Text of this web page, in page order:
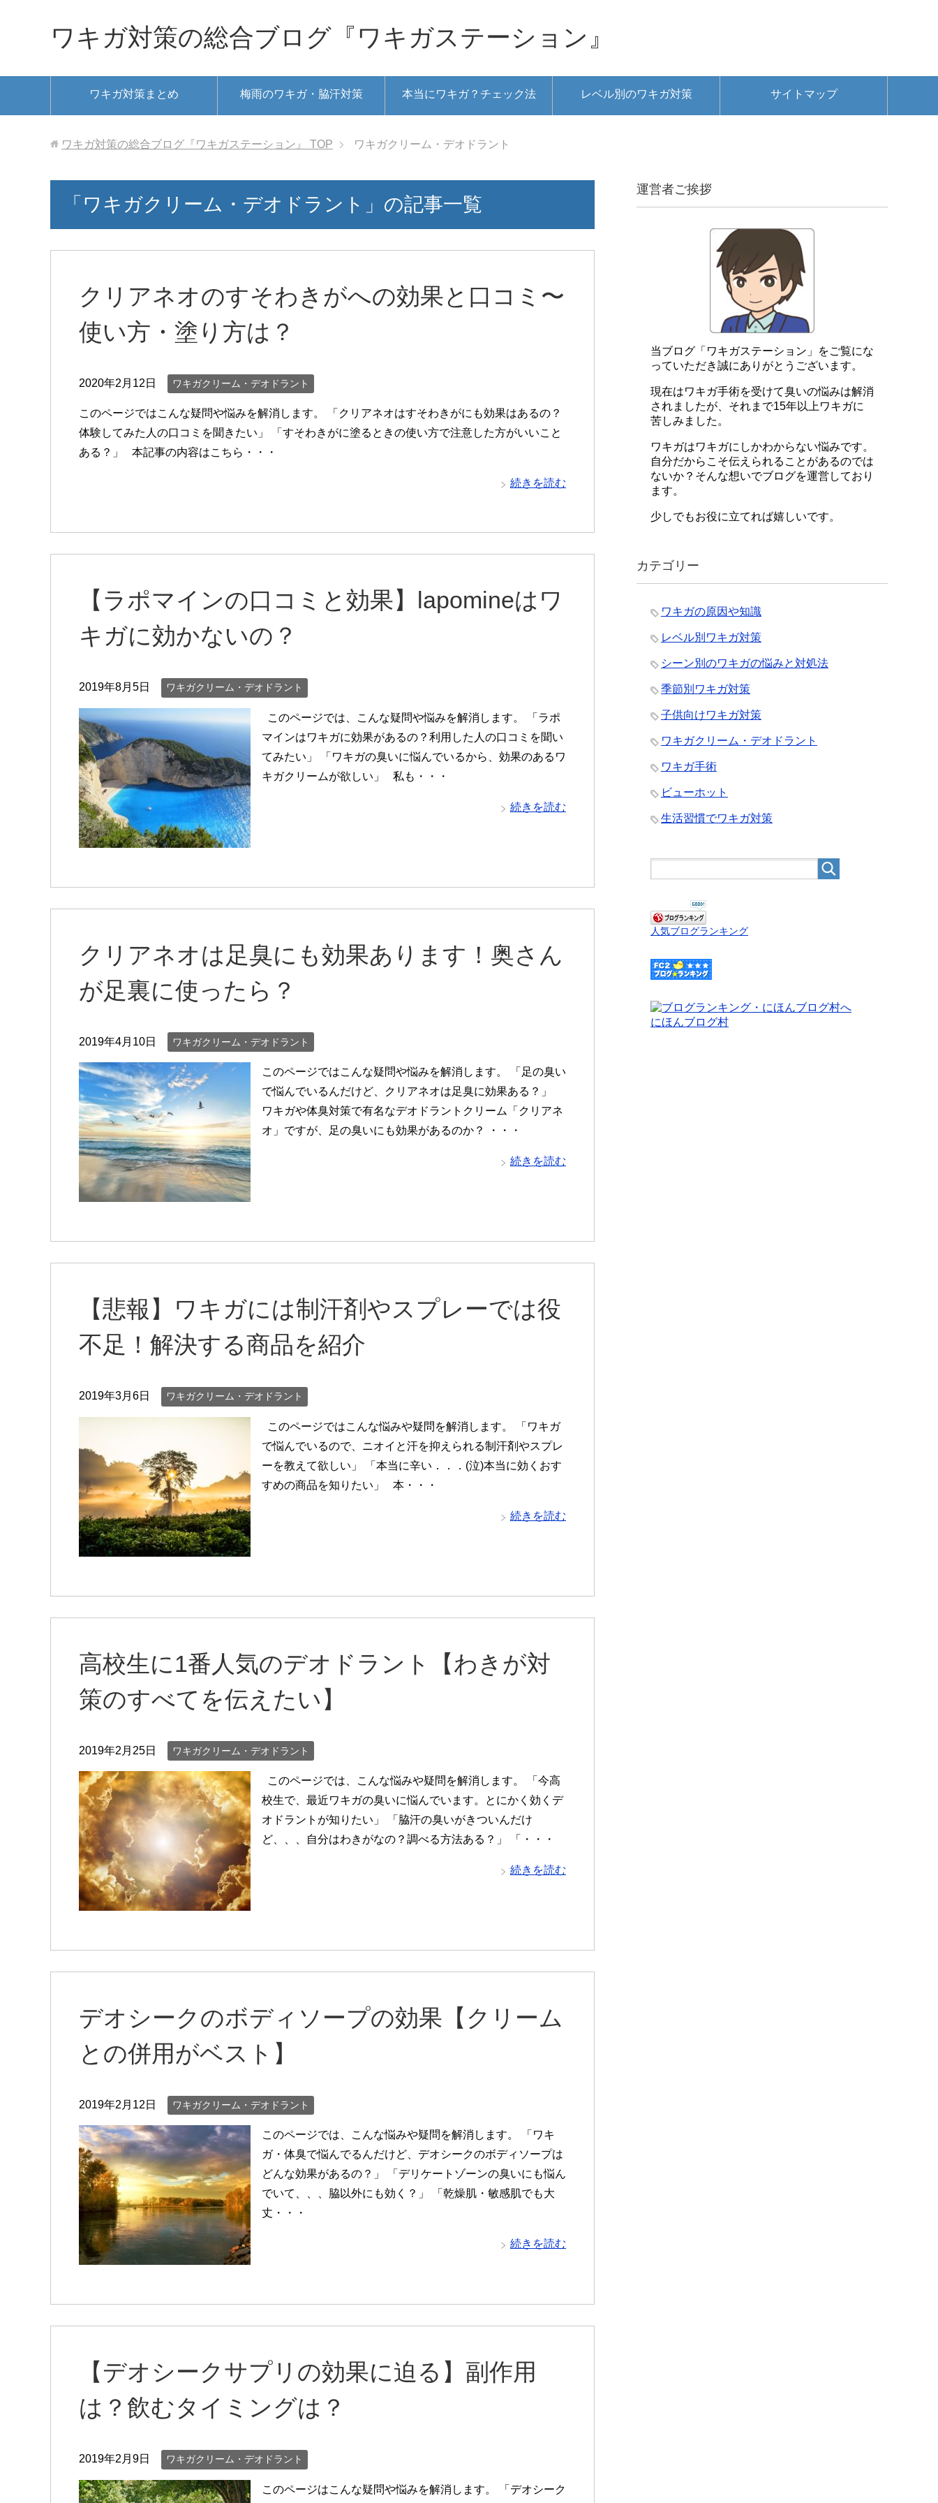
ワキガ対策の総合ブログ『ワキガステーション』
ワキガ対策まとめ 梅雨のワキガ・脇汗対策 本当にワキガ？チェック法 レベル別のワキガ対策 サイトマップ
ワキガ対策の総合ブログ『ワキガステーション』 TOP ワキガクリーム・デオドラント
「ワキガクリーム・デオドラント」の記事一覧
クリアネオのすそわきがへの効果と口コミ〜
使い方・塗り方は？
2020年2月12日 ワキガクリーム・デオドラント
このページではこんな疑問や悩みを解消します。 「クリアネオはすそわきがにも効果はあるの？
体験してみた人の口コミを聞きたい」 「すそわきがに塗るときの使い方で注意した方がいいこと
ある？」 本記事の内容はこちら・・・
続きを読む
【ラポマインの口コミと効果】lapomineはワ
キガに効かないの？
2019年8月5日 ワキガクリーム・デオドラント
このページでは、こんな疑問や悩みを解消します。 「ラポ
マインはワキガに効果があるの？利用した人の口コミを聞い
てみたい」 「ワキガの臭いに悩んでいるから、効果のあるワ
キガクリームが欲しい」 私も・・・
続きを読む
クリアネオは足臭にも効果あります！奥さん
が足裏に使ったら？
2019年4月10日 ワキガクリーム・デオドラント
このページではこんな疑問や悩みを解消します。 「足の臭い
で悩んでいるんだけど、クリアネオは足臭に効果ある？」
ワキガや体臭対策で有名なデオドラントクリーム「クリアネ
オ」ですが、足の臭いにも効果があるのか？ ・・・
続きを読む
【悲報】ワキガには制汗剤やスプレーでは役
不足！解決する商品を紹介
2019年3月6日 ワキガクリーム・デオドラント
このページではこんな悩みや疑問を解消します。 「ワキガ
で悩んでいるので、ニオイと汗を抑えられる制汗剤やスプレ
ーを教えて欲しい」 「本当に辛い．．．(泣)本当に効くおす
すめの商品を知りたい」 本・・・
続きを読む
高校生に1番人気のデオドラント【わきが対
策のすべてを伝えたい】
2019年2月25日 ワキガクリーム・デオドラント
このページでは、こんな悩みや疑問を解消します。 「今高
校生で、最近ワキガの臭いに悩んでいます。とにかく効くデ
オドラントが知りたい」 「脇汗の臭いがきついんだけ
ど、、、自分はわきがなの？調べる方法ある？」 「・・・
続きを読む
デオシークのボディソープの効果【クリーム
との併用がベスト】
2019年2月12日 ワキガクリーム・デオドラント
このページでは、こんな悩みや疑問を解消します。 「ワキ
ガ・体臭で悩んでるんだけど、デオシークのボディソープは
どんな効果があるの？」 「デリケートゾーンの臭いにも悩ん
でいて、、、脇以外にも効く？」 「乾燥肌・敏感肌でも大
丈・・・
続きを読む
【デオシークサプリの効果に迫る】副作用
は？飲むタイミングは？
2019年2月9日 ワキガクリーム・デオドラント
このページはこんな疑問や悩みを解消します。 「デオシーク
運営者ご挨拶
当ブログ「ワキガステーション」をご覧にな
っていただき誠にありがとうございます。
現在はワキガ手術を受けて臭いの悩みは解消
されましたが、それまで15年以上ワキガに
苦しみました。
ワキガはワキガにしかわからない悩みです。
自分だからこそ伝えられることがあるのでは
ないか？そんな想いでブログを運営しており
ます。
少しでもお役に立てれば嬉しいです。
カテゴリー
ワキガの原因や知識
レベル別ワキガ対策
シーン別のワキガの悩みと対処法
季節別ワキガ対策
子供向けワキガ対策
ワキガクリーム・デオドラント
ワキガ手術
ビューホット
生活習慣でワキガ対策
人気ブログランキング
にほんブログ村